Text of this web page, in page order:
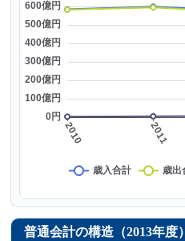
普通会計の構造（2013年度）